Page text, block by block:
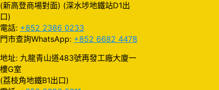
(新高登商場對面) (深水埗地鐵站D1出
口)
電話: +852 2386 0233
門市查詢WhatsApp: +852 6682 4478
地址: 九龍青山道483號再發工廠大廈一
樓G室
(荔枝角地鐵B1出口)